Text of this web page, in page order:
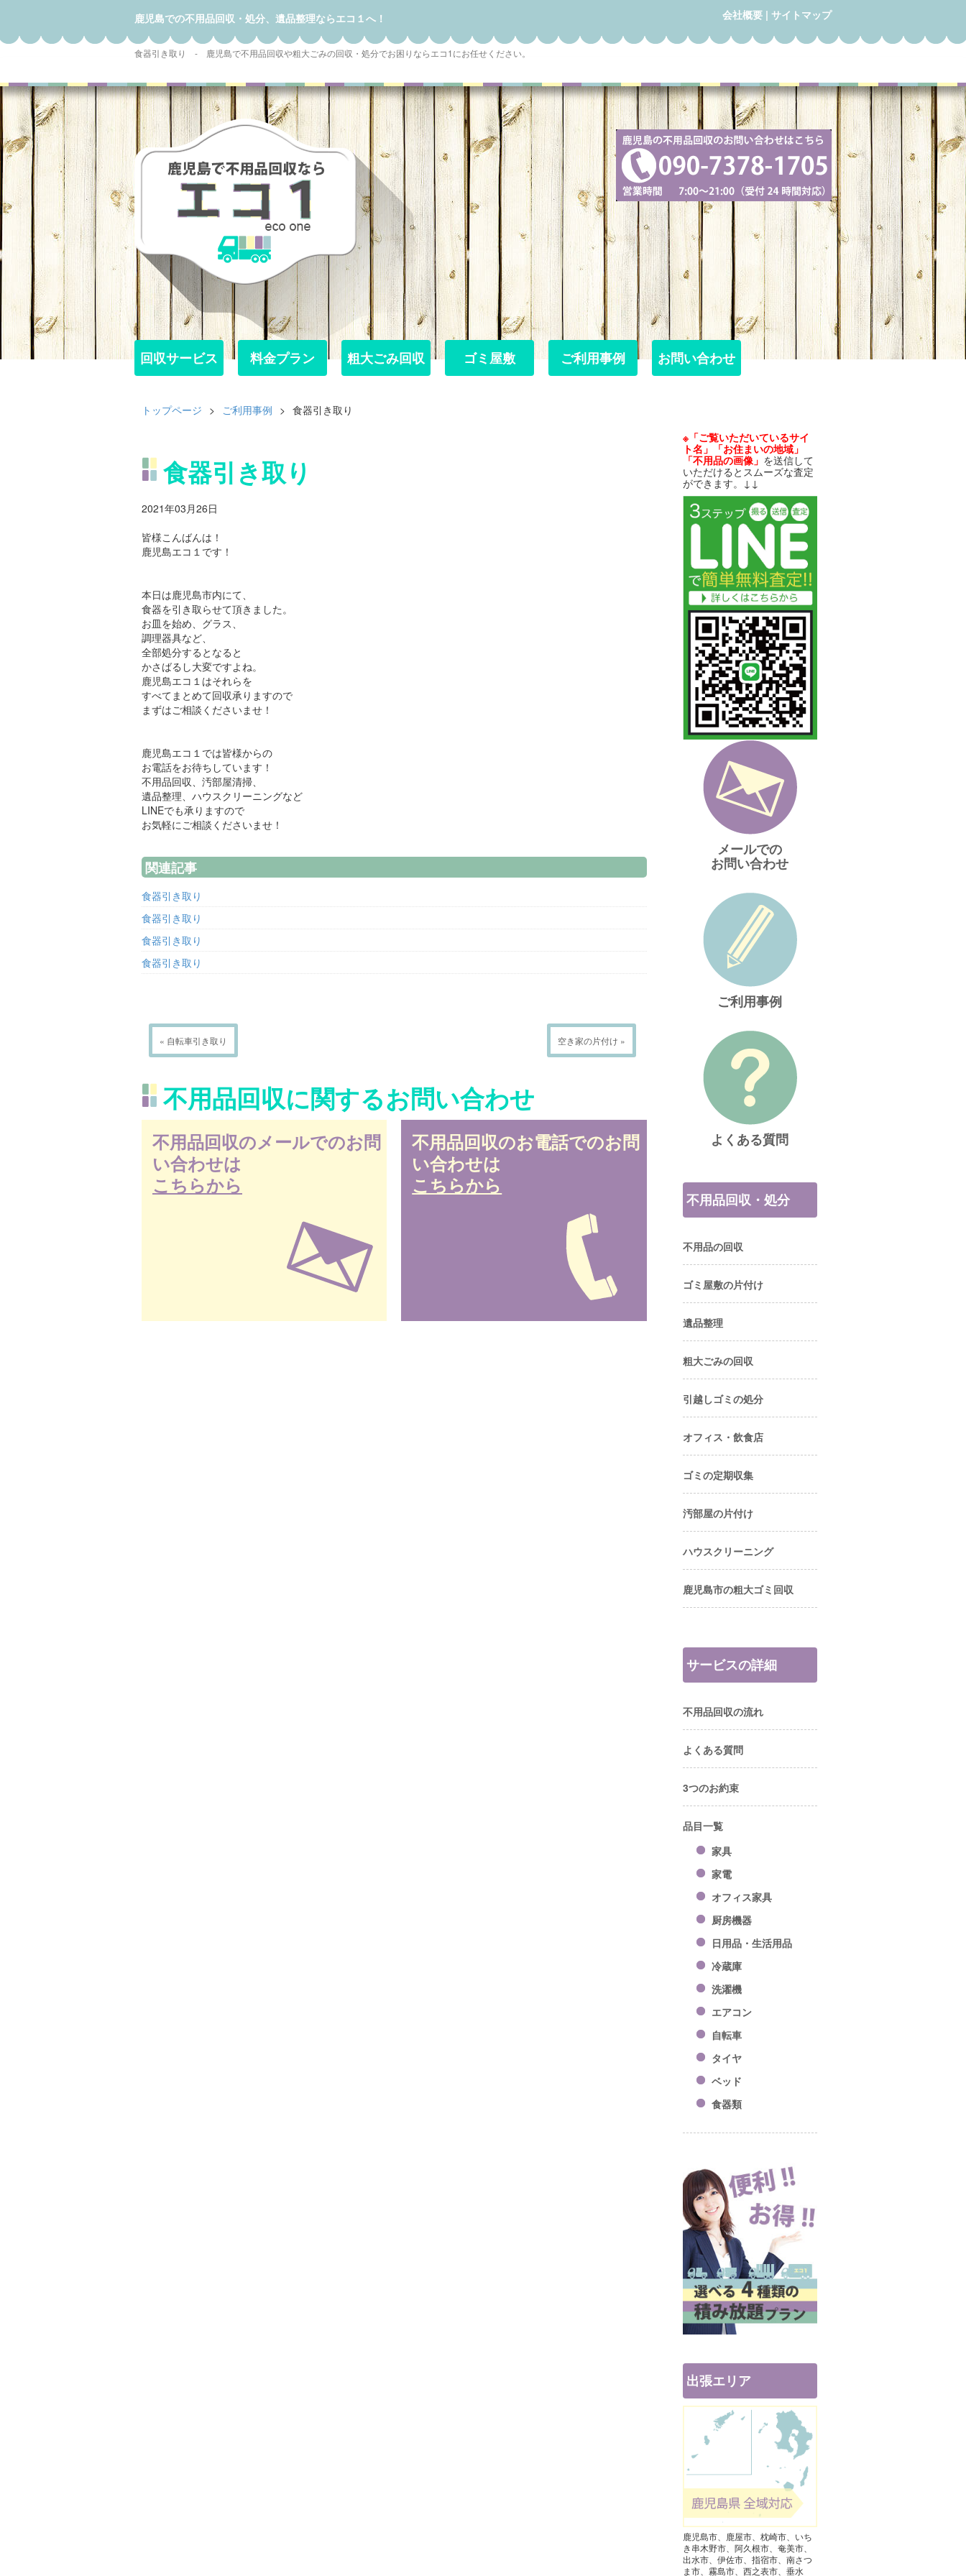
鹿児島での不用品回収・処分、遺品整理ならエコ１へ！ 会社概要 | サイトマップ
食器引き取り - 鹿児島で不用品回収や粗大ごみの回収・処分でお困りならエコ1にお任せください。
回収サービス
回収サービス 料金プラン
料金プラン 粗大ごみ回収
粗大ごみ回収 ゴミ屋敷
ゴミ屋敷 ご利用事例
ご利用事例 お問い合わせ
お問い合わせ
トップページ > ご利用事例 > 食器引き取り
食器引き取り
2021年03月26日
皆様こんばんは！
鹿児島エコ１です！
本日は鹿児島市内にて、
食器を引き取らせて頂きました。
お皿を始め、グラス、
調理器具など、
全部処分するとなると
かさばるし大変ですよね。
鹿児島エコ１はそれらを
すべてまとめて回収承りますので
まずはご相談くださいませ！
鹿児島エコ１では皆様からの
お電話をお待ちしています！
不用品回収、汚部屋清掃、
遺品整理、ハウスクリーニングなど
LINEでも承りますので
お気軽にご相談くださいませ！
関連記事
食器引き取り
食器引き取り
食器引き取り
食器引き取り
« 自転車引き取り 空き家の片付け »
不用品回収に関するお問い合わせ
不用品回収のメールでのお問
い合わせは
こちらから
不用品回収のお電話でのお問
い合わせは
こちらから
※「ご覧いただいているサイ
ト名」「お住まいの地域」
「不用品の画像」 を送信して
いただけるとスムーズな査定
ができます。↓↓
メールでの
お問い合わせ
ご利用事例
よくある質問
不用品回収・処分
不用品の回収
ゴミ屋敷の片付け
遺品整理
粗大ごみの回収
引越しゴミの処分
オフィス・飲食店
ゴミの定期収集
汚部屋の片付け
ハウスクリーニング
鹿児島市の粗大ゴミ回収
サービスの詳細
不用品回収の流れ
よくある質問
3つのお約束
品目一覧
家具
家電
オフィス家具
厨房機器
日用品・生活用品
冷蔵庫
洗濯機
エアコン
自転車
タイヤ
ベッド
食器類
出張エリア
鹿児島市、鹿屋市、枕崎市、いち
き串木野市、阿久根市、奄美市、
出水市、伊佐市、指宿市、南さつ
ま市、霧島市、西之表市、垂水